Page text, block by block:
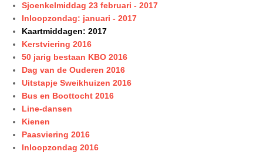
Sjoenkelmiddag 23 februari - 2017
Inloopzondag: januari - 2017
Kaartmiddagen: 2017
Kerstviering 2016
50 jarig bestaan KBO 2016
Dag van de Ouderen 2016
Uitstapje Sweikhuizen 2016
Bus en Boottocht 2016
Line-dansen
Kienen
Paasviering 2016
Inloopzondag 2016